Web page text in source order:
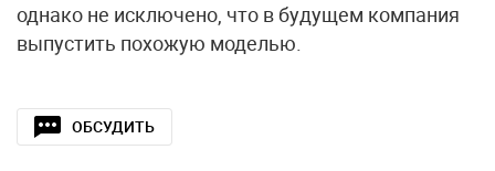
однако не исключено, что в будущем компания
выпустить похожую моделью.
ОБСУДИТЬ